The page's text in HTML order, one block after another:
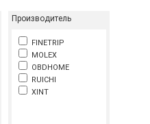
Производитель
FINETRIP
MOLEX
OBDHOME
RUICHI
XINT